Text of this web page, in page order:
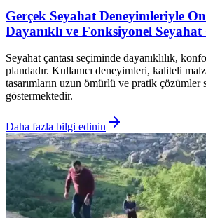
Gerçek Seyahat Deneyimleriyle
Dayanıklı ve Fonksiyonel
Seyahat çantası seçiminde dayanıklılık,
plandadır. Kullanıcı deneyimleri, kaliteli
tasarımların uzun ömürlü ve pratik çözümler
göstermektedir.
Daha fazla bilgi edinin